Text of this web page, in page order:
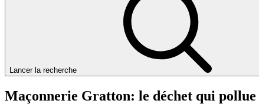
Lancer la recherche
Maçonnerie Gratton: le déchet qui pollue